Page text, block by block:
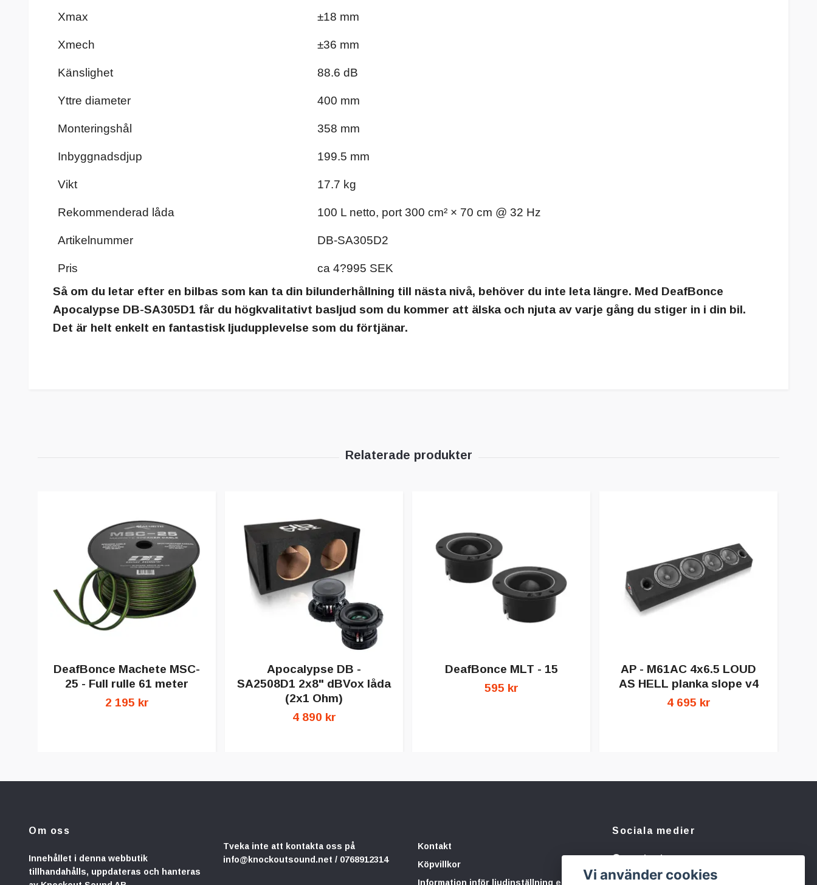
Xmax ±18 mm
Xmech ±36 mm
Känslighet 88.6 dB
Yttre diameter 400 mm
Monteringshål 358 mm
Inbyggnadsdjup 199.5 mm
Vikt 17.7 kg
Rekommenderad låda 100 L netto, port 300 cm² × 70 cm @ 32 Hz
Artikelnummer DB-SA305D2
Pris
ca 4?995 SEK
Så om du letar efter en bilbas som kan ta din bilunderhållning till nästa nivå, behöver du inte leta längre. Med DeafBonce
Apocalypse DB-SA305D1 får du högkvalitativt basljud som du kommer att älska och njuta av varje gång du stiger in i din bil.
Det är helt enkelt en fantastisk ljudupplevelse som du förtjänar.
DeafBonce Machete MSC-
25 - Full rulle 61 meter
2 195 kr
Apocalypse DB -
SA2508D1 2x8" dBVox låda
(2x1 Ohm)
4 890 kr
DeafBonce MLT - 15
595 kr
AP - M61AC 4x6.5 LOUD
AS HELL planka slope v4
4 695 kr
Om oss
Innehållet i denna webbutik
tillhandahålls, uppdateras och hanteras
Tveka inte att kontakta oss på
info@knockoutsound.net / 0768912314
Kontakt
Köpvillkor
Information inför ljudinställning eller
Sociala medier
Facebook
Instagram
Vi använder cookies